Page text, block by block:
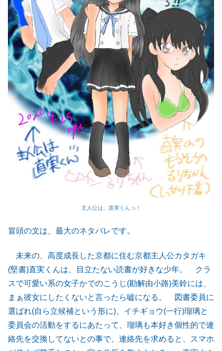
主人公は、直実くんっ！
冒頭の文は、最大のネタバレです。
未来の、高度成長した京都に住む京都主人公カタガキ
(堅書)直実くんは、目立たない読書が好きな少年。 クラ
スで可愛い系の女子かでのこうじ(勘解由小路)美鈴には、
まぁ彼女にしたくないと言ったら嘘になる。 図書委員に
選ばれ(自ら立候補という形に)、イチギョウ(一行)瑠璃と
委員会の活動をするにあたって、瑠璃も本好き個性的で連
絡先を交換してないとの事で、連絡先を求めると、スマホ